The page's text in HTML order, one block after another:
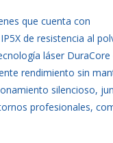
que cuenta con
de resistencia al
láser DuraCore
rendimiento sin
silencioso,
profesionales,